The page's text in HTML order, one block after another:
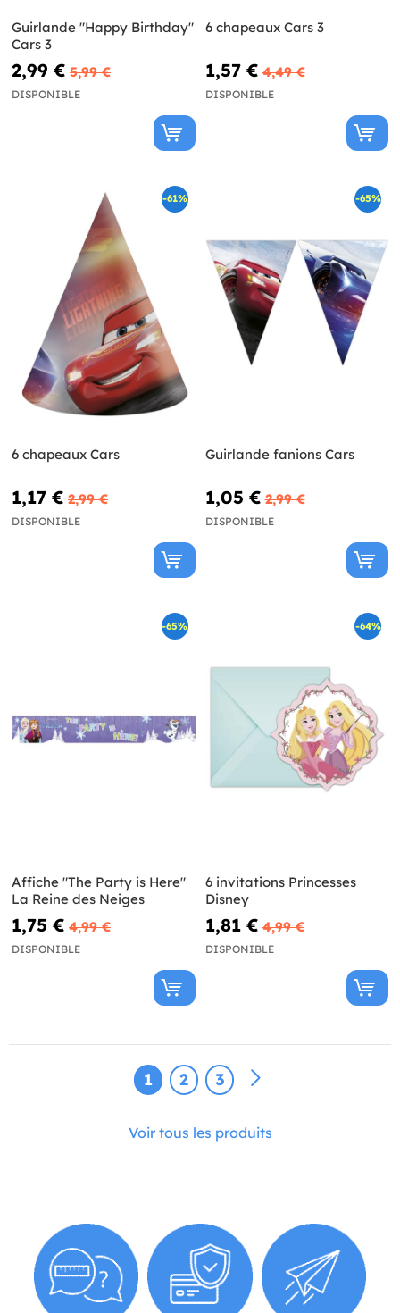
Guirlande "Happy Birthday"
Cars 3
2,99 € 5,99 €
DISPONIBLE
6 chapeaux Cars 3
1,57 € 4,49 €
DISPONIBLE
-61%
6 chapeaux Cars
1,17 € 2,99 €
DISPONIBLE
-65%
Guirlande fanions Cars
1,05 € 2,99 €
DISPONIBLE
-65%
Affiche "The Party is Here"
La Reine des Neiges
1,75 € 4,99 €
DISPONIBLE
-64%
6 invitations Princesses
Disney
1,81 € 4,99 €
DISPONIBLE
1 2 3
Voir tous les produits